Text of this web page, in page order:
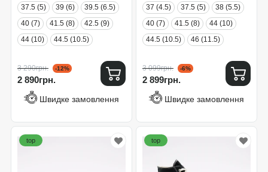
37.5 (5)
39 (6)
39.5 (6.5)
40 (7)
41.5 (8)
42.5 (9)
44 (10)
44.5 (10.5)
3 290грн. -12%
2 890грн.
Швидке замовлення
37 (4.5)
37.5 (5)
38 (5.5)
40 (7)
41.5 (8)
44 (10)
44.5 (10.5)
46 (11.5)
3 099грн. -6%
2 899грн.
Швидке замовлення
top top